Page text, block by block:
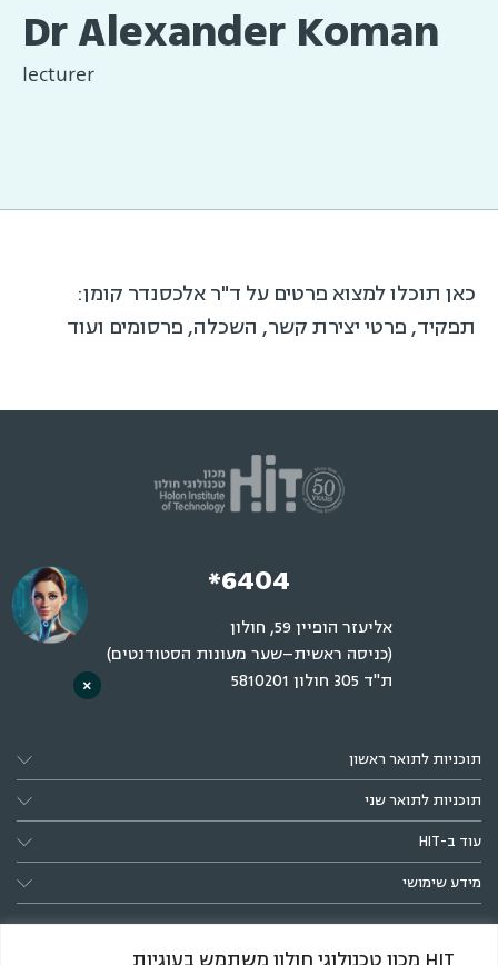
Dr Alexander Koman
lecturer
כאן תוכלו למצוא פרטים על ד"ר אלכסנדר קומן:
תפקיד, פרטי יצירת קשר, השכלה, פרסומים ועוד
*6404
אליעזר הופיין 59, חולון
(כניסה ראשית–שער מעונות הסטודנטים)
ת"ד 305 חולון 5810201
תוכניות לתואר ראשון
תוכניות לתואר שני
עוד ב-HIT
מידע שימושי
×